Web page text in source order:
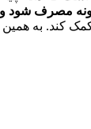
مصرف شود و
کند. به همین